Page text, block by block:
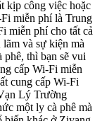
kịp công việc hoặc
miễn phí là Trung
miễn phí cho tất cả
và sự kiện mà
thì bạn sẽ vui
cấp Wi-Fi miễn
cung cấp Wi-Fi
Lý Trường
một ly cà phê mà